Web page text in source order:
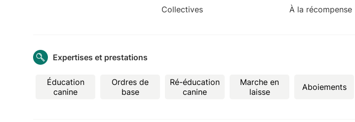
Collectives
À la récompense
Expertises et prestations
Éducation
canine
Ordres de
base
Ré-éducation
canine
Marche en
laisse
Aboiements